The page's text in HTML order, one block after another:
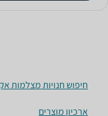
חיפוש חנויות מצלמות
ארכיון מוצרים